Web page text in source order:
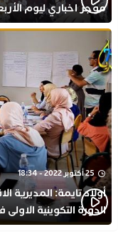
موجز اخباري ليوم الأربعاء 26
25 أكتوبر 2022 - 18:34
الدورة التكوينية
بمركز التكوين ثانوية